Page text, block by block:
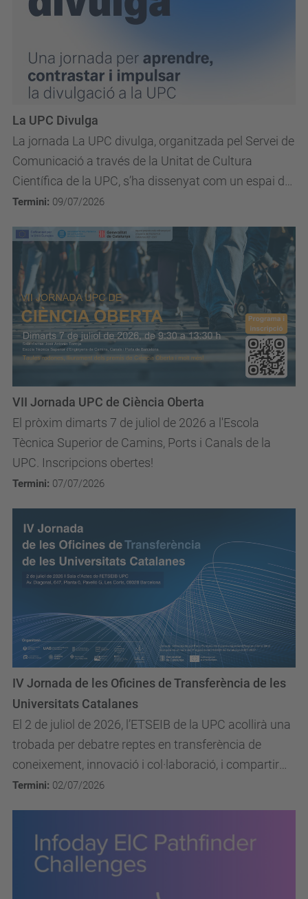
La jornada La UPC divulga, organitzada pel Servei de
Comunicació a través de la Unitat de Cultura
Científica de la UPC, s’ha dissenyat com un espai de
trobada i aprenentatge sobre divulgació per a...
La UPC Divulga
Termini: 09/07/2026
El pròxim dimarts 7 de juliol de 2026 a l'Escola
Tècnica Superior de Camins, Ports i Canals de la
UPC. Inscripcions obertes!
VII Jornada UPC de Ciència Oberta
Termini: 07/07/2026
El 2 de juliol de 2026, l’ETSEIB de la UPC acollirà una
trobada per debatre reptes en transferència de
coneixement, innovació i col·laboració, i compartir
experiències.
IV Jornada de les Oficines de Transferència de les
Universitats Catalanes
Termini: 02/07/2026